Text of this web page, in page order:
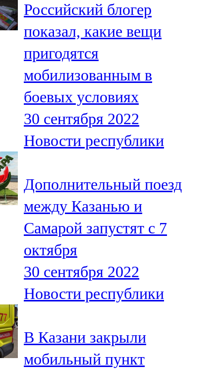
Российский блогер
показал, какие вещи
пригодятся
мобилизованным в
боевых условиях
30 сентября 2022
Новости республики
Дополнительный поезд
между Казанью и
Самарой запустят с 7
октября
30 сентября 2022
Новости республики
В Казани закрыли
мобильный пункт